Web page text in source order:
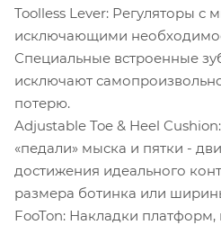
Toolless Lever: Регуляторы
исключающими
Специальные встроенные
исключают
потерю.
Adjustable Toe & Heel
«педали» мыска и пятки -
достижения идеального
размера ботинка или
FooTon: Накладки платформ,